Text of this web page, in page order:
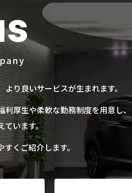
り良いサービスが生まれます。
厚生や柔軟な勤務制度を用意し、
ています。
くご紹介します。